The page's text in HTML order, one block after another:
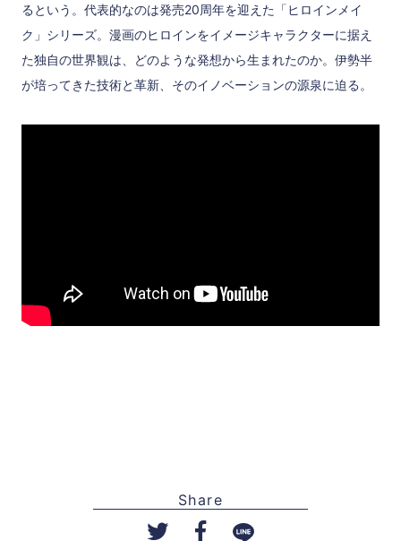
るという。代表的なのは発売20周年を迎えた「ヒロインメイ
ク」シリーズ。漫画のヒロインをイメージキャラクターに据え
た独自の世界観は、どのような発想から生まれたのか。伊勢半
が培ってきた技術と革新、そのイノベーションの源泉に迫る。
Share